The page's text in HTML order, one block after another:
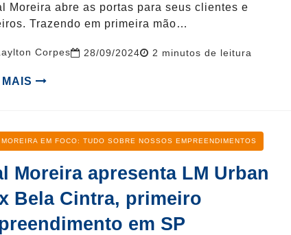
Moreira abre as portas para seus clientes e
Trazendo em primeira mão…
Corpes 28/09/2024Reading
2 minutos de leitura
EM FOCO: TUDO SOBRE NOSSOS EMPREENDIMENTOS
Moreira apresenta LM Urban
Bela Cintra, primeiro
em SP